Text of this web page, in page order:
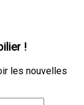
!
les nouvelles